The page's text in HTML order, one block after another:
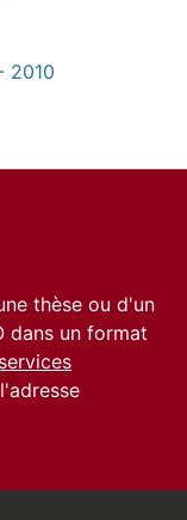
2010
thèse ou d'un
dans un format
services